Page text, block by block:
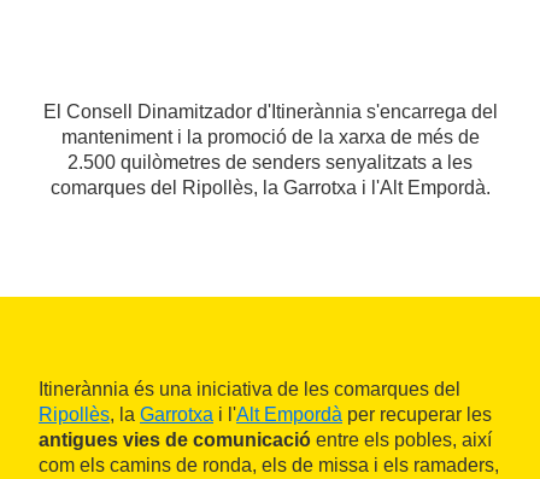
El Consell Dinamitzador d'Itinerànnia s'encarrega del
manteniment i la promoció de la xarxa de més de
2.500 quilòmetres de senders senyalitzats a les
comarques del Ripollès, la Garrotxa i l'Alt Empordà.
Itinerànnia és una iniciativa de les comarques del
Ripollès, la Garrotxa i l'Alt Empordà per recuperar les
antigues vies de comunicació entre els pobles, així
com els camins de ronda, els de missa i els ramaders,